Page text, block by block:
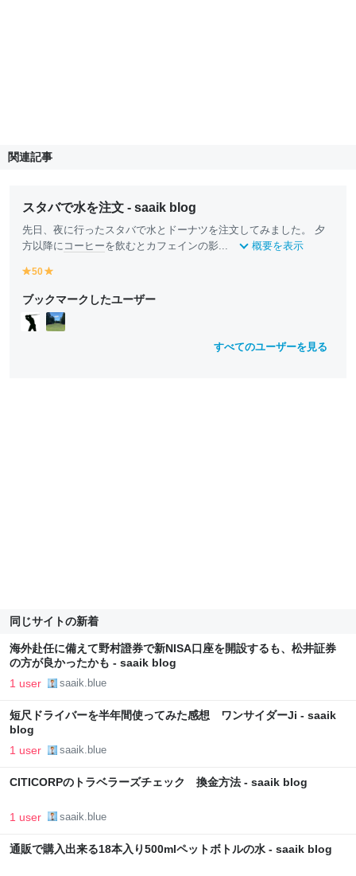
関連記事
スタバで水を注文 - saaik blog
先日、夜に行ったスタバで水とドーナツを注文してみました。 夕
方以降に コーヒーを飲むとカフェインの影... 概要を表示
y
ll
o
w
50
ll
o
w
ブックマークしたユーザー
すべてのユーザーを見る
同じサイトの新着
海外赴任に備えて野村證券で新NISA口座を開設するも、松井証券
の方が良かったかも - saaik blog
1 user saaik.blue
短尺ドライバーを半年間使ってみた感想 ワンサイダーJi - saaik
blog
1 user saaik.blue
CITICORPのトラベラーズチェック 換金方法 - saaik blog
1 user saaik.blue
通販で購入出来る18本入り500mlペットボトルの水 - saaik blog